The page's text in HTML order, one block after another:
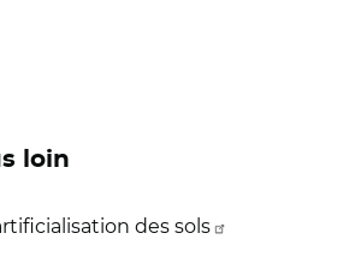
loin
des sols